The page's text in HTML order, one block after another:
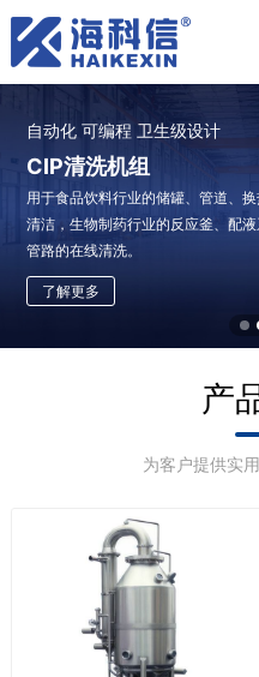
卫生级无缝洁净
卫生级管中管换热器
精准控流换热 智能合规适配 支持在
易集成
了解更多
自动化 可编程 卫生级设计
CIP清洗机组
用于食品饮料行业的储罐、管道、
清洁，生物制药行业的反应釜、配
管路的在线清洗。
了解更多
支持与现有生产线系统集成
管式巴氏杀菌机
适用于食品饮料行业中热敏性物料
理
了解详情
产
为客户提供实